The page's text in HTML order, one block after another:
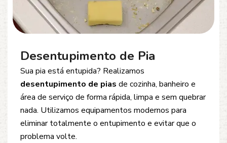
Desentupimento de Esgoto
Problemas comentupimento de esgoto
Oferecemos soluções rápidas e eficientes para
desobstrução de redes de esgoto, caixas de
inspeção e tubulações. Utilizamos equipamentos
modernos e técnicas seguras que garantem um
serviço limpo, ágil e sem danos à estrutura.